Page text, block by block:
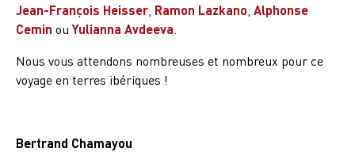
Jean-François Heisser Ramon Lazkano Alphonse
Cemin ouYulianna Avdeeva
Nous vous attendons nombreuses et nombreux pour ce
voyage en terres ibériques !
Bertrand Chamayou